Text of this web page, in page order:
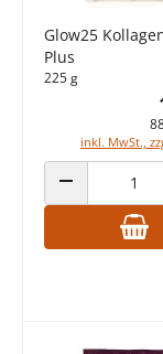
Glow25
Plus
225 g
inkl. MwSt.,
ANZAHL